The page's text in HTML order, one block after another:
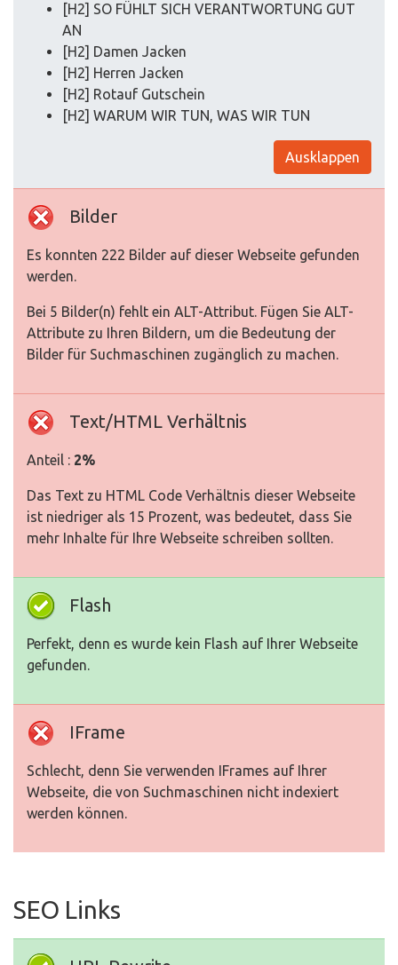
[H2] SO FÜHLT SICH VERANTWORTUNG GUT
AN
[H2] Damen Jacken
[H2] Herren Jacken
[H2] Rotauf Gutschein
[H2] WARUM WIR TUN, WAS WIR TUN
Ausklappen
Bilder
Es konnten 222 Bilder auf dieser Webseite gefunden
werden.
Bei 5 Bilder(n) fehlt ein ALT-Attribut. Fügen Sie ALT-
Attribute zu Ihren Bildern, um die Bedeutung der
Bilder für Suchmaschinen zugänglich zu machen.
Text/HTML Verhältnis
Anteil : 2%
Das Text zu HTML Code Verhältnis dieser Webseite
ist niedriger als 15 Prozent, was bedeutet, dass Sie
mehr Inhalte für Ihre Webseite schreiben sollten.
Flash
Perfekt, denn es wurde kein Flash auf Ihrer Webseite
gefunden.
IFrame
Schlecht, denn Sie verwenden IFrames auf Ihrer
Webseite, die von Suchmaschinen nicht indexiert
werden können.
SEO Links